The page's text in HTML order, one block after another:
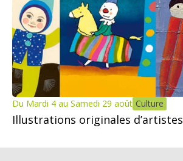
Du Mardi 4 au Samedi 29 août Culture
Illustrations originales d’artistes